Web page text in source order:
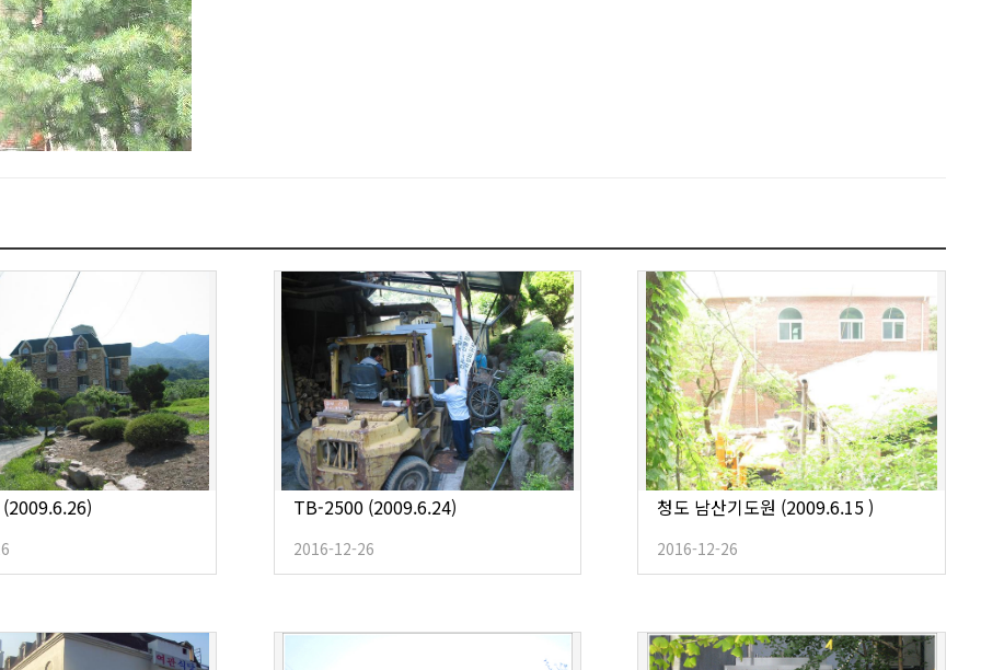
TB-2500 (2009.6.24)
2016-12-26
청도 남산기도원 (2009.6.15 )
2016-12-26